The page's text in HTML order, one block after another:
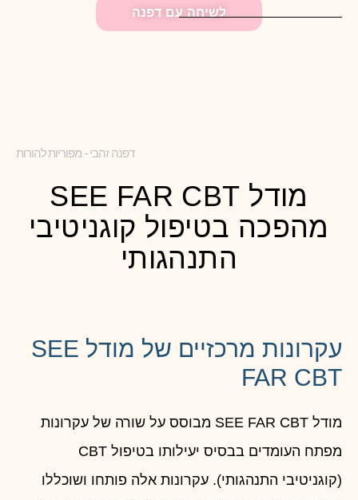
לשיחה עם דפנה
דפנה זהבי - מפוריות להורות
מודל SEE FAR CBT
מהפכה בטיפול קוגניטיבי
התנהגותי
עקרונות מרכזיים של מודל SEE
FAR CBT
מודל SEE FAR CBT מבוסס על שורה של עקרונות
מפתח העומדים בבסיס יעילותו בטיפול CBT
(קוגניטיבי התנהגותי). עקרונות אלה פותחו ושוכללו